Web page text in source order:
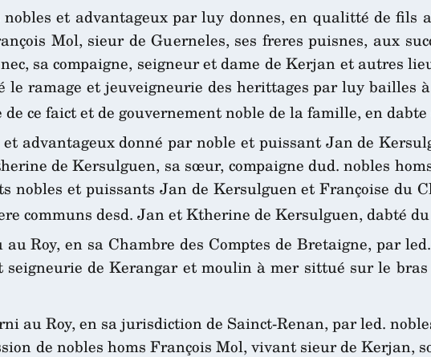
et advantageux par luy donnes, en qualitté de
Mol, sieur de Guerneles, ses freres puisnes, aux
sa compaigne, seigneur et dame de Kerjan et autres
le ramage et jeuveigneurie des herittages par luy bailles
ce faict et de gouvernement noble de la famille, en
advantageux donné par noble et puissant Jan de
de Kersulguen, sa sœur, compaigne dud. nobles
nobles et puissants Jan de Kersulguen et Françoise du
communs desd. Jan et Ktherine de Kersulguen, dabté
Roy, en sa Chambre des Comptes de Bretaigne, par
seigneurie de Kerangar et moulin à mer sittué sur le
au Roy, en sa jurisdiction de Sainct-Renan, par led.
de nobles homs François Mol, vivant sieur de